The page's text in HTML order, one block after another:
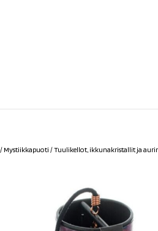
Mystiikkapuoti /Tuulikellot, ikkunakristallit ja